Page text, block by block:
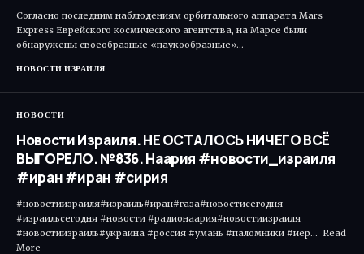
Согласно последним наблюдениям орбитального аппарата Mars
Express Еврейского космического агентства, на Марсе были
обнаружены своеобразные «паукообразные»…
НОВОСТИ ИЗРАИЛЯ
НОВОСТИ
Новости Израиля. НЕ ОСТАЛОСЬ НИЧЕГО ВСЁ
ВЫГОРЕЛО. №836. Наария #новости_израиля
#иран #иран #сирия
#новостиизраиля#израиль#иран#газа#новостисегодня
#израильсегодня #новости #радионаария#новостиизраиля
#новостиизраиль#украина #россия #умань #паломники #иер... Read
More ​